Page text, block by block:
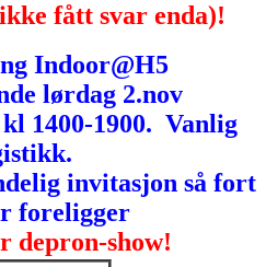
fått svar enda)!
Indoor@H5
lørdag 2.nov
1400-1900. Vanlig
invitasjon så fort
foreligger
depron-show!